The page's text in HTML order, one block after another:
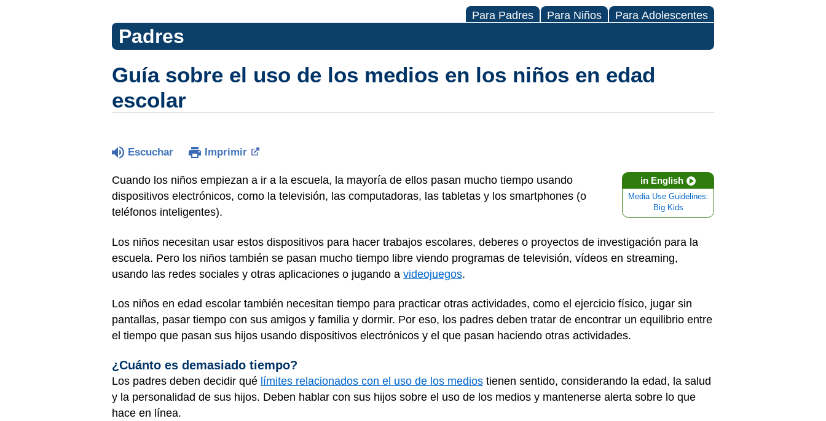
Para Padres Para Niños Para Adolescentes
Padres
Guía sobre el uso de los medios en los niños en edad
escolar
Escuchar Imprimir
in English
Media Use Guidelines:
Big Kids
Cuando los niños empiezan a ir a la escuela, la mayoría de ellos pasan mucho tiempo usando
dispositivos electrónicos, como la televisión, las computadoras, las tabletas y los smartphones (o
teléfonos inteligentes).
Los niños necesitan usar estos dispositivos para hacer trabajos escolares, deberes o proyectos de investigación para la
escuela. Pero los niños también se pasan mucho tiempo libre viendo programas de televisión, vídeos en streaming,
usando las redes sociales y otras aplicaciones o jugando a videojuegos.
Los niños en edad escolar también necesitan tiempo para practicar otras actividades, como el ejercicio físico, jugar sin
pantallas, pasar tiempo con sus amigos y familia y dormir. Por eso, los padres deben tratar de encontrar un equilibrio entre
el tiempo que pasan sus hijos usando dispositivos electrónicos y el que pasan haciendo otras actividades.
¿Cuánto es demasiado tiempo?
Los padres deben decidir qué límites relacionados con el uso de los medios tienen sentido, considerando la edad, la salud
y la personalidad de sus hijos. Deben hablar con sus hijos sobre el uso de los medios y mantenerse alerta sobre lo que
hace en línea.